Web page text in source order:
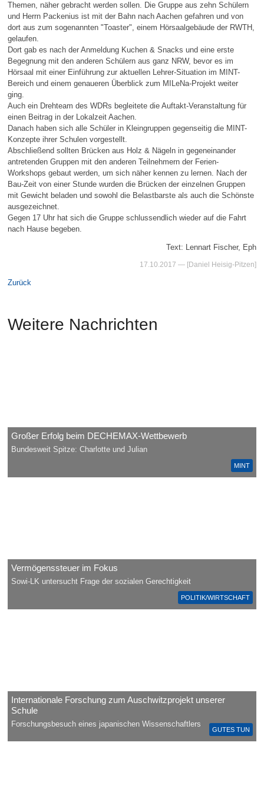
Themen, näher gebracht werden sollen. Die Gruppe aus zehn Schülern
und Herrn Packenius ist mit der Bahn nach Aachen gefahren und von
dort aus zum sogenannten "Toaster", einem Hörsaalgebäude der RWTH,
gelaufen.
Dort gab es nach der Anmeldung Kuchen & Snacks und eine erste
Begegnung mit den anderen Schülern aus ganz NRW, bevor es im
Hörsaal mit einer Einführung zur aktuellen Lehrer-Situation im MINT-
Bereich und einem genaueren Überblick zum MILeNa-Projekt weiter
ging.
Auch ein Drehteam des WDRs begleitete die Auftakt-Veranstaltung für
einen Beitrag in der Lokalzeit Aachen.
Danach haben sich alle Schüler in Kleingruppen gegenseitig die MINT-
Konzepte ihrer Schulen vorgestellt.
Abschließend sollten Brücken aus Holz & Nägeln in gegeneinander
antretenden Gruppen mit den anderen Teilnehmern der Ferien-
Workshops gebaut werden, um sich näher kennen zu lernen. Nach der
Bau-Zeit von einer Stunde wurden die Brücken der einzelnen Gruppen
mit Gewicht beladen und sowohl die Belastbarste als auch die Schönste
ausgezeichnet.
Gegen 17 Uhr hat sich die Gruppe schlussendlich wieder auf die Fahrt
nach Hause begeben.
Text: Lennart Fischer, Eph
17.10.2017 — [Daniel Heisig-Pitzen]
Zurück
Weitere Nachrichten
MINT
Großer Erfolg beim DECHEMAX-Wettbewerb
Bundesweit Spitze: Charlotte und Julian
POLITIK/WIRTSCHAFT
Vermögenssteuer im Fokus
Sowi-LK untersucht Frage der sozialen Gerechtigkeit
GUTES TUN
Internationale Forschung zum Auschwitzprojekt unserer
Schule
Forschungsbesuch eines japanischen Wissenschaftlers